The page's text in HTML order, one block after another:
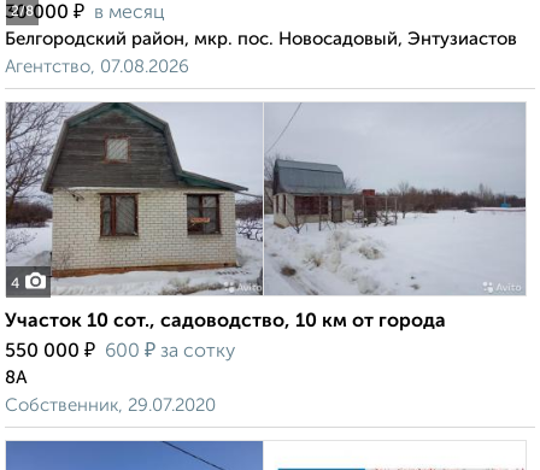
2/8
30 000 ₽ в месяц
Белгородский район, мкр. пос. Новосадовый, Энтузиастов
Агентство, 07.08.2026
4
Участок 10 сот., садоводство, 10 км от города
550 000 ₽ 600 ₽ за сотку
8А
Собственник, 29.07.2020